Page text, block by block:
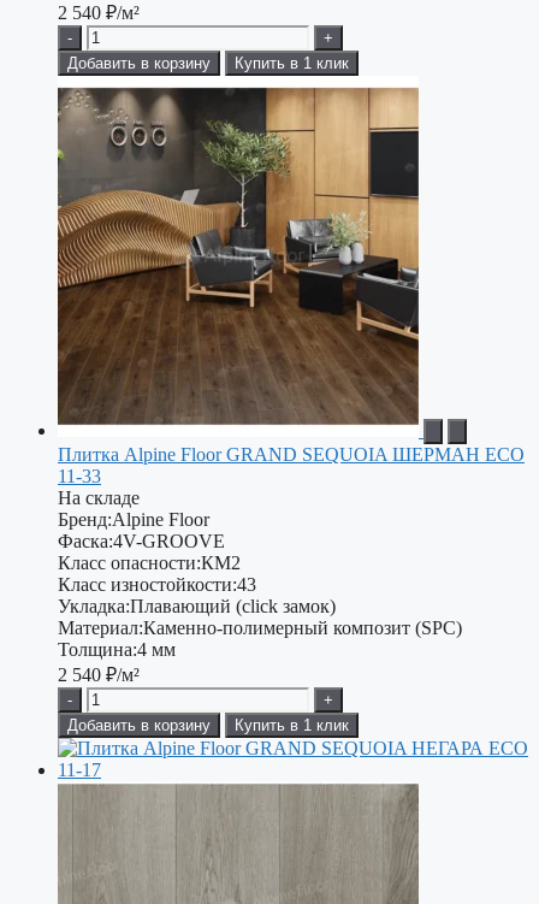
2 540 ₽/м²
-
+
Добавить в корзину
Купить в 1 клик
Плитка Alpine Floor GRAND SEQUOIA ШЕРМАН ECO
11-33
На складе
Бренд:Alpine Floor
Фаска:4V-GROOVE
Класс опасности:КМ2
Класс изностойкости:43
Укладка:Плавающий (click замок)
Материал:Каменно-полимерный композит (SPC)
Толщина:4 мм
2 540 ₽/м²
-
+
Добавить в корзину
Купить в 1 клик